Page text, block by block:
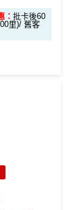
： 批卡後60
里)/ 舊客
及網上
mile-a